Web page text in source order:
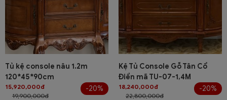
Tủ kệ console nâu 1.2m
120*45*90cm
15,920,000đ
19,900,000đ
-20%
Kệ Tủ Console Gỗ Tân Cổ
Điển mã TU-07-1,4M
18,240,000đ
22,800,000đ
-20%